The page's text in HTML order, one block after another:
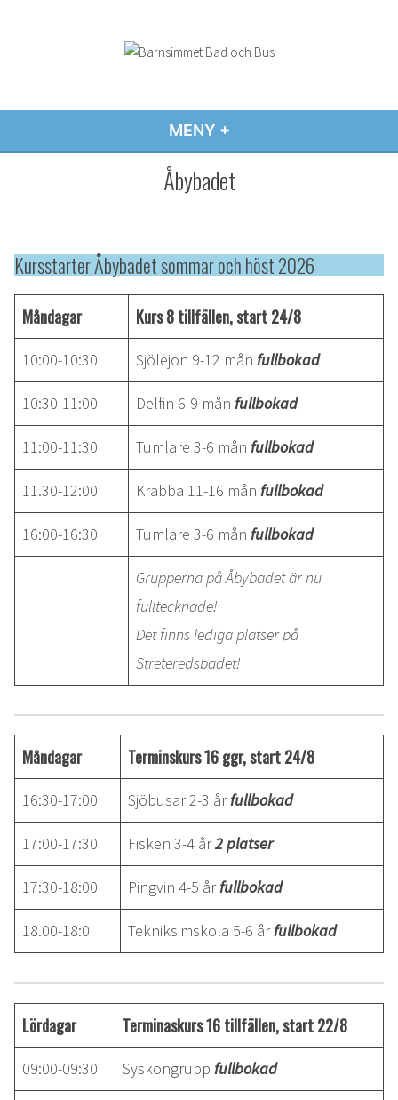
MENY +
Åbybadet
Kursstarter Åbybadet sommar och höst 2026
Måndagar Kurs 8 tillfällen, start 24/8
10:00-10:30 Sjölejon 9-12 mån fullbokad
10:30-11:00 Delfin 6-9 mån fullbokad
11:00-11:30 Tumlare 3-6 mån fullbokad
11.30-12:00 Krabba 11-16 mån fullbokad
16:00-16:30 Tumlare 3-6 mån fullbokad
Grupperna på Åbybadet är nu
fulltecknade!
Det finns lediga platser på
Streteredsbadet!
Måndagar Terminskurs 16 ggr, start 24/8
16:30-17:00 Sjöbusar 2-3 årfullbokad
17:00-17:30 Fisken 3-4 år2 platser
17:30-18:00 Pingvin 4-5 årfullbokad
18.00-18:0 Tekniksimskola 5-6 årfullbokad
Lördagar Terminaskurs 16 tillfällen, start 22/8
09:00-09:30 Syskongrupp fullbokad